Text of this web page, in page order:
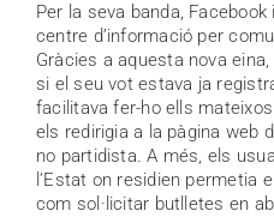
Per la seva banda,
centre d’informació per
Gràcies a aquesta nova
si el seu vot estava ja
facilitava fer-ho ells
els redirigia a la pàgina web
no partidista. A més, els
l’Estat on residien permetia
com sol·licitar butlletes en